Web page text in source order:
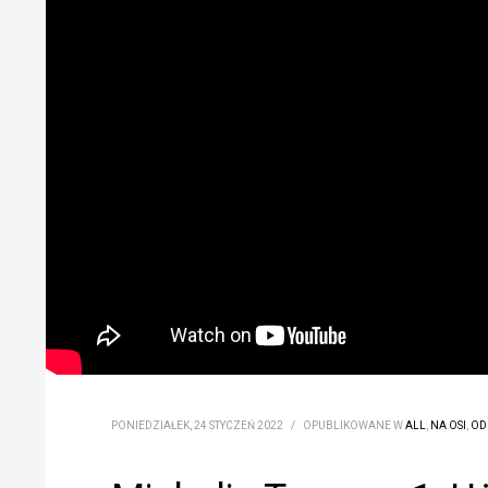
PONIEDZIAŁEK, 24 STYCZEŃ 2022 / OPUBLIKOWANE WALL NA OSI